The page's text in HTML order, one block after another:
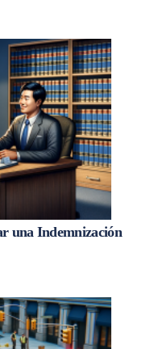
una Indemnización